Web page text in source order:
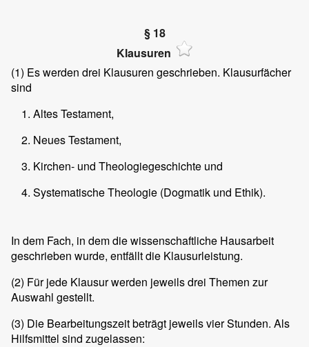
§ 18
Klausuren
(1) Es werden drei Klausuren geschrieben. Klausurfächer
sind
Altes Testament,
Neues Testament,
Kirchen- und Theologiegeschichte und
Systematische Theologie (Dogmatik und Ethik).
In dem Fach, in dem die wissenschaftliche Hausarbeit
geschrieben wurde, entfällt die Klausurleistung.
(2) Für jede Klausur werden jeweils drei Themen zur
Auswahl gestellt.
(3) Die Bearbeitungszeit beträgt jeweils vier Stunden. Als
Hilfsmittel sind zugelassen: